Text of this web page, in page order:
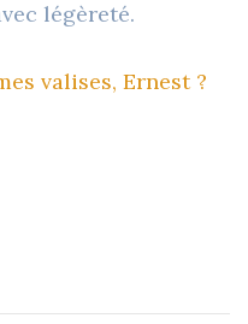
légèreté.
valises, Ernest ?